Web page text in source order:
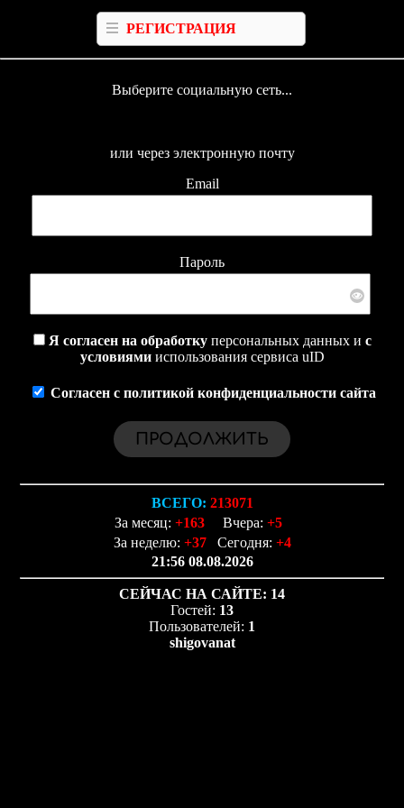
РЕГИСТРАЦИЯ
Выберите социальную сеть...
или через электронную почту
Email
Пароль
Я согласен на обработкуперсональных данных и с
условиямииспользования сервиса uID
Согласен с политикой конфиденциальности сайта
ВСЕГО: 213071
За месяц: +163 Вчера: +5
За неделю: +37 Сегодня: +4
21:56 08.08.2026
СЕЙЧАС НА САЙТЕ: 14
Гостей: 13
Пользователей: 1
shigovanat